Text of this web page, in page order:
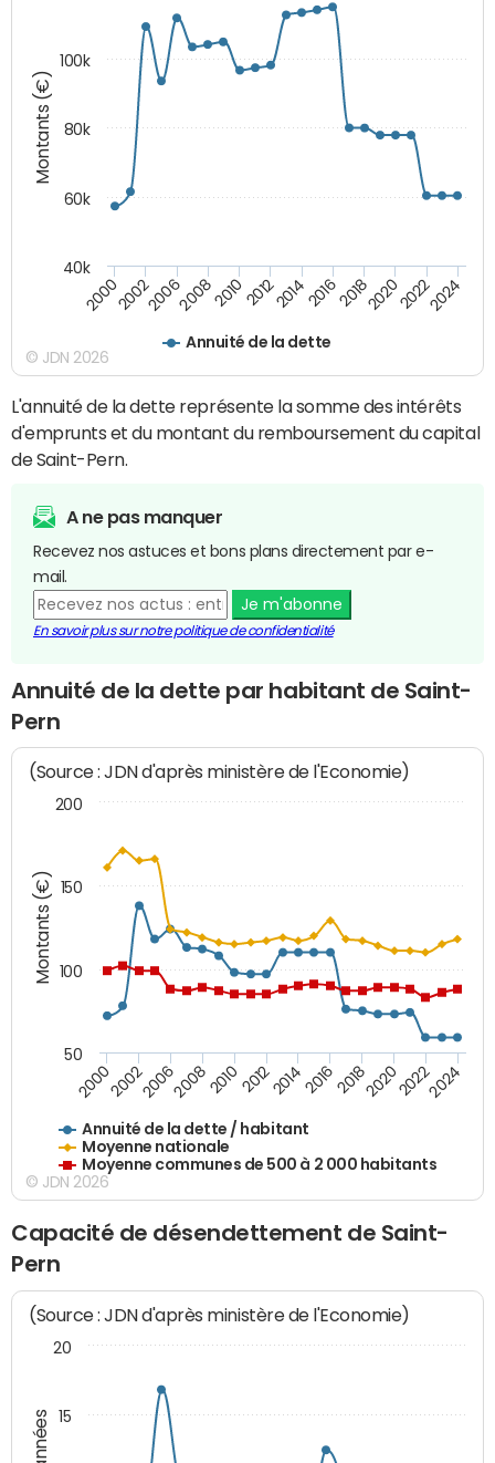
Montants (€)
Annuité de la dette
200020022006200820102012201420162018202020222024
40k
60k
80k
100k
© JDN 2026
L'annuité de la dette représente la somme des intérêts
d'emprunts et du montant du remboursement du capital
de Saint-Pern.
A ne pas manquer
Recevez nos astuces et bons plans directement par e-
mail.
Je m'abonne
En savoir plus sur notre politique de confidentialité
Annuité de la dette par habitant de Saint-
Pern
Montants (€)
(Source : JDN d'après ministère de l'Economie)
Annuité de la dette / habitant
Moyenne nationale
Moyenne communes de 500 à 2 000 habitants
200020022006200820102012201420162018202020222024
50
100
150
200
© JDN 2026
Capacité de désendettement de Saint-
Pern
(Source : JDN d'après ministère de l'Economie)
15
20